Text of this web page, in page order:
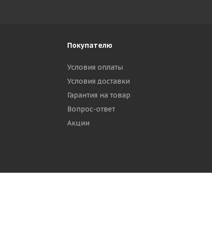
Покупателю
Условия оплаты
Условия доставки
Гарантия на товар
Вопрос-ответ
Акции